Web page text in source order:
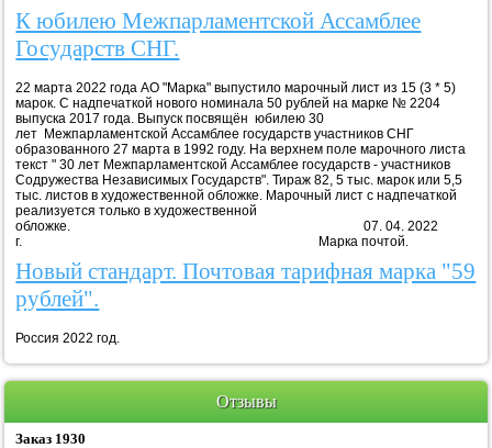
К юбилею Межпарламентской Ассамблее
Государств СНГ.
22 марта 2022 года АО "Марка" выпустило марочный лист из 15 (3 * 5)
марок. С надпечаткой нового номинала 50 рублей на марке № 2204
выпуска 2017 года. Выпуск посвящён юбилею 30
лет Межпарламентской Ассамблее государств участников СНГ
образованного 27 марта в 1992 году. На верхнем поле марочного листа
текст " 30 лет Межпарламентской Ассамблее государств - участников
Содружества Независимых Государств". Тираж 82, 5 тыс. марок или 5,5
тыс. листов в художественной обложке. Марочный лист с надпечаткой
реализуется только в художественной
обложке. 07. 04. 2022
г. Марка почтой.
Новый стандарт. Почтовая тарифная марка "59
рублей".
Россия 2022 год.
Отзывы
Заказ 1930